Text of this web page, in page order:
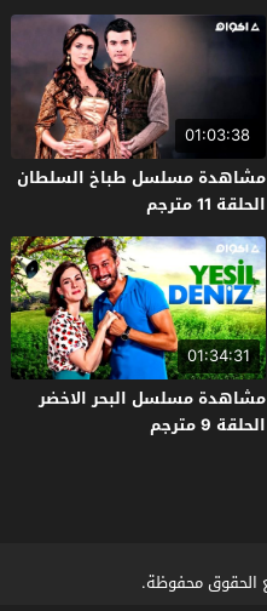
01:03:38
مشاهدة مسلسل طباخ السلطان
الحلقة 11 مترجم
01:34:31
مشاهدة مسلسل البحر الاخضر
الحلقة 9 مترجم